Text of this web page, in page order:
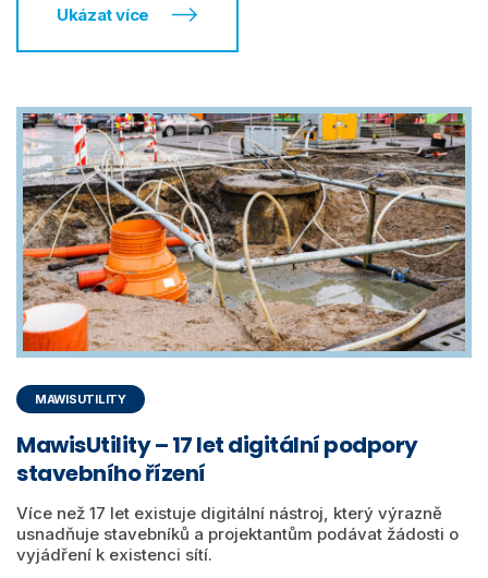
Ukázat více
MAWISUTILITY
MawisUtility – 17 let digitální podpory
stavebního řízení
Více než 17 let existuje digitální nástroj, který výrazně
usnadňuje stavebníků a projektantům podávat žádosti o
vyjádření k existenci sítí.